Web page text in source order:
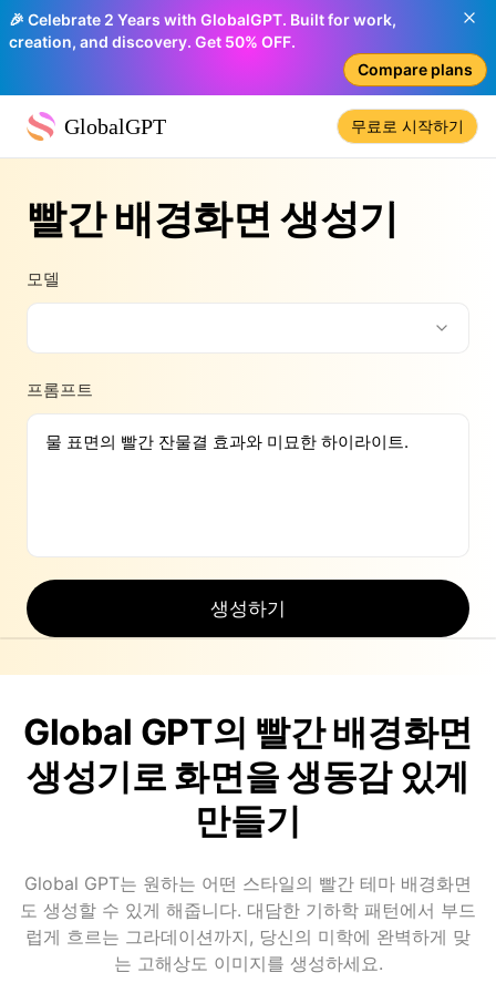
🎉 Celebrate 2 Years with GlobalGPT. Built for work,
creation, and discovery. Get 50% OFF.
Compare plans
GlobalGPT 무료로 시작하기
빨간 배경화면 생성기
모델
프롬프트
생성하기
Global GPT의 빨간 배경화면
생성기로 화면을 생동감 있게
만들기
Global GPT는 원하는 어떤 스타일의 빨간 테마 배경화면
도 생성할 수 있게 해줍니다. 대담한 기하학 패턴에서 부드
럽게 흐르는 그라데이션까지, 당신의 미학에 완벽하게 맞
는 고해상도 이미지를 생성하세요.